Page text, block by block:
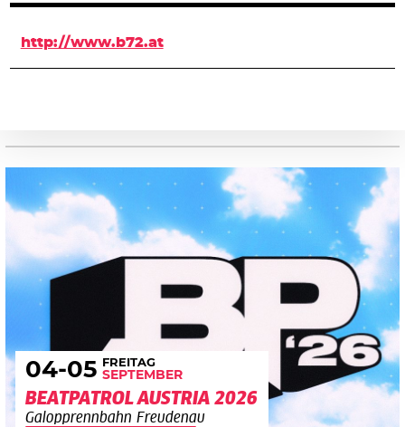
http://www.b72.at
04-05 FREITAG
SEPTEMBER
BEATPATROL AUSTRIA 2026
Galopprennbahn Freudenau